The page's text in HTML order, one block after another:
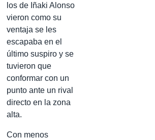
los de Iñaki Alonso
vieron como su
ventaja se les
escapaba en el
último suspiro y se
tuvieron que
conformar con un
punto ante un rival
directo en la zona
alta.
Con menos